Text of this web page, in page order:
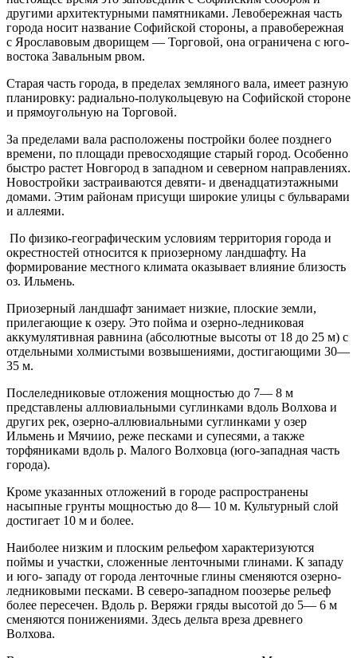
другими архитектурными памятниками. Левобережная часть
города носит название Софийской стороны, а правобережная
с Ярославовым дворищем — Торговой, она ограничена с юго-
востока Завальным рвом.
Старая часть города, в пределах земляного вала, имеет разную
планировку: радиально-полукольцевую на Софийской стороне
и прямоугольную на Торговой.
За пределами вала расположены постройки более позднего
времени, по площади превосходящие старый город. Особенно
быстро растет Новгород в западном и северном направлениях.
Но­востройки застраиваются девяти- и двенадцатиэтажными
домами. Этим районам присущи широкие улицы с бульварами
и аллеями.
По физико-географическим условиям территория города и
окрестностей относится к приозерному ландшафту. На
формирование местного климата оказывает влияние близость
оз. Ильмень.
Приозерный ландшафт занимает низкие, плоские земли,
прилегающие к озеру. Это пойма и озерно-ледниковая
аккумулятивная равнина (абсолютные высоты от 18 до 25 м) с
отдельными холмистыми возвышениями, достигающими 30—
35 м.
Послеледниковые отложения мощностью до 7— 8 м
представлены аллювиальными суглинками вдоль Волхова и
других рек, озерно-аллювиальными суглинками у озер
Ильмень и Мячиио, реже песками и супесями, а также
торфяниками вдоль р. Малого Волховца (юго-западная часть
города).
Кроме указанных отложений в городе распространены
насыпные грунты мощностью до 8— 10 м. Культурный слой
достигает 10 м и более.
Наиболее низким и плоским рельефом характеризуются
поймы и участки, сложенные ленточными глинами. К западу
и юго- западу от города ленточные глины сменяются озерно-
ледниковыми песками. В северо-западном поозерье рельеф
более пересечен. Вдоль р. Веряжи гряды высотой до 5— 6 м
сменяются понижениями. Здесь дельта вреза древнего
Волхова.